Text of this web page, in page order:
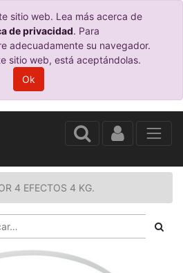
sitio web. Lea más acerca de
de privacidad. Para
adecuadamente su navegador.
sitio web, está aceptándolas.
Ok
4 EFECTOS 4 KG.